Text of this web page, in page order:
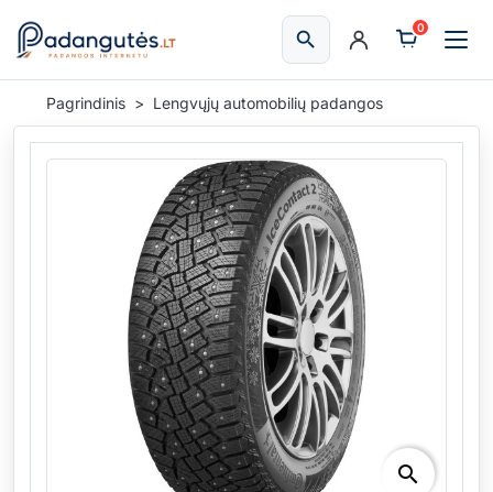
searchIeškoti
0
Pagrindinis Lengvųjų automobilių padangos
search